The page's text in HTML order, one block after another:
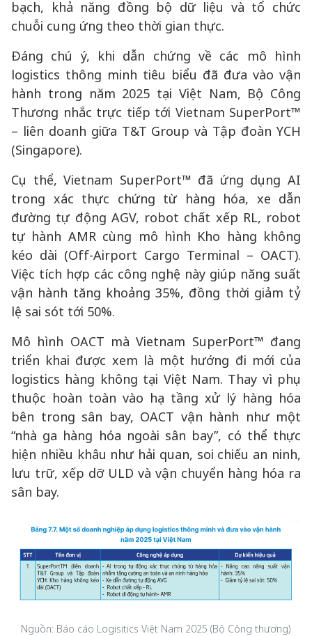
bạch, khả năng đồng bộ dữ liệu và tổ chức
chuỗi cung ứng theo thời gian thực.
Đáng chú ý, khi dẫn chứng về các mô hình
logistics thông minh tiêu biểu đã đưa vào vận
hành trong năm 2025 tại Việt Nam, Bộ Công
Thương nhắc trực tiếp tới Vietnam SuperPort™
– liên doanh giữa T&T Group và Tập đoàn YCH
(Singapore).
Cụ thể, Vietnam SuperPort™ đã ứng dụng AI
trong xác thực chứng từ hàng hóa, xe dẫn
đường tự động AGV, robot chất xếp RL, robot
tự hành AMR cùng mô hình Kho hàng không
kéo dài (Off-Airport Cargo Terminal – OACT).
Việc tích hợp các công nghệ này giúp năng suất
vận hành tăng khoảng 35%, đồng thời giảm tỷ
lệ sai sót tới 50%.
Mô hình OACT mà Vietnam SuperPort™ đang
triển khai được xem là một hướng đi mới của
logistics hàng không tại Việt Nam. Thay vì phụ
thuộc hoàn toàn vào hạ tầng xử lý hàng hóa
bên trong sân bay, OACT vận hành như một
“nhà ga hàng hóa ngoài sân bay”, có thể thực
hiện nhiều khâu như hải quan, soi chiếu an ninh,
lưu trữ, xếp dỡ ULD và vận chuyển hàng hóa ra
sân bay.
Nguồn: Báo cáo Logisitics Việt Nam 2025 (Bộ Công thương)